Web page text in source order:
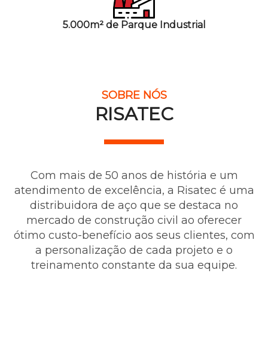
5.000m² de Parque Industrial
SOBRE NÓS
RISATEC
Com mais de 50 anos de história e um
atendimento de excelência, a Risatec é uma
distribuidora de aço que se destaca no
mercado de construção civil ao oferecer
ótimo custo-benefício aos seus clientes, com
a personalização de cada projeto e o
treinamento constante da sua equipe.